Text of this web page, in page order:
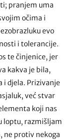
pranjem uma
očima i
evo
i tolerancije.
te činjenice, jer
kakva je bila,
i djela. Prizivanje
već stvar
koji nas
loptu, razmišljam
ne protiv nekoga